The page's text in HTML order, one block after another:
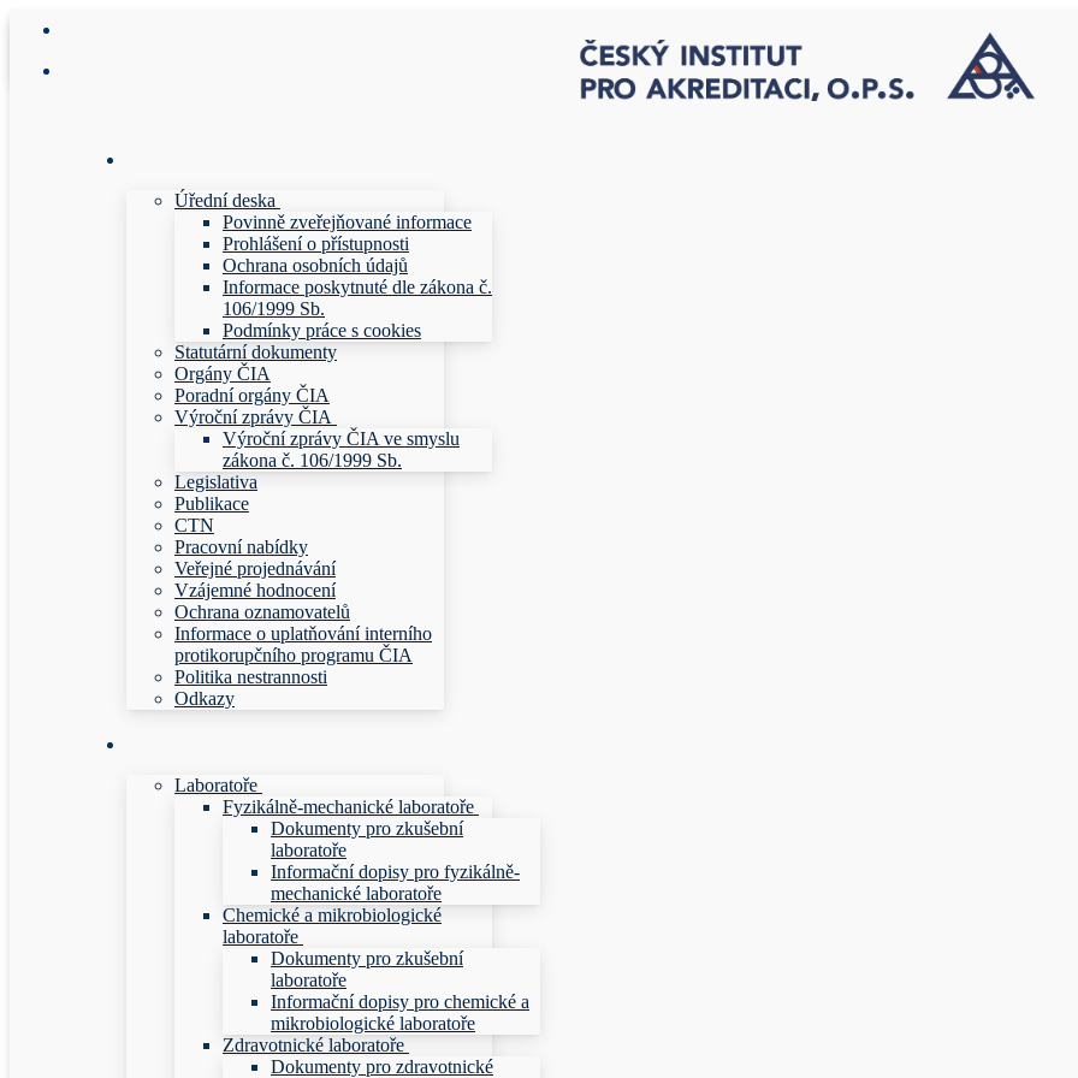
Přeskočit
obsah
Menu
Zavřeno
Úřední deska
Povinně zveřejňované informace
Prohlášení o přístupnosti
Ochrana osobních údajů
Informace poskytnuté dle zákona č.
106/1999 Sb.
Podmínky práce s cookies
Statutární dokumenty
Orgány ČIA
Poradní orgány ČIA
Výroční zprávy ČIA
Výroční zprávy ČIA ve smyslu
zákona č. 106/1999 Sb.
Legislativa
Publikace
CTN
Pracovní nabídky
Veřejné projednávání
Vzájemné hodnocení
Ochrana oznamovatelů
Informace o uplatňování interního
protikorupčního programu ČIA
Politika nestrannosti
Odkazy
Laboratoře
Fyzikálně-mechanické laboratoře
Dokumenty pro zkušební
laboratoře
Informační dopisy pro fyzikálně-
mechanické laboratoře
Chemické a mikrobiologické
laboratoře
Dokumenty pro zkušební
laboratoře
Informační dopisy pro chemické a
mikrobiologické laboratoře
Zdravotnické laboratoře
Dokumenty pro zdravotnické